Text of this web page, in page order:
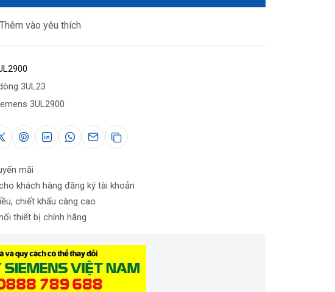
Thêm vào yêu thích
3UL23
3UL2900
mãi
khách hàng đăng ký tài khoản
chiết khấu càng cao
thiết bị chính hãng